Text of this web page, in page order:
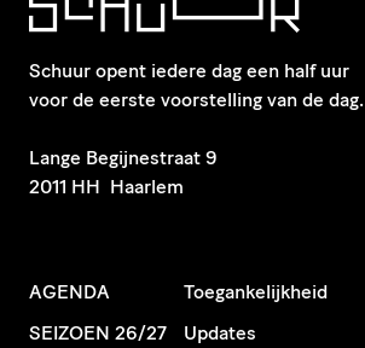
Schuur opent iedere dag een half uur
voor de eerste voorstelling van de dag.
​Lange Begijnestraat 9
2011 HH Haarlem
AGENDA
SEIZOEN 26/27
Toegankelijkheid
Updates